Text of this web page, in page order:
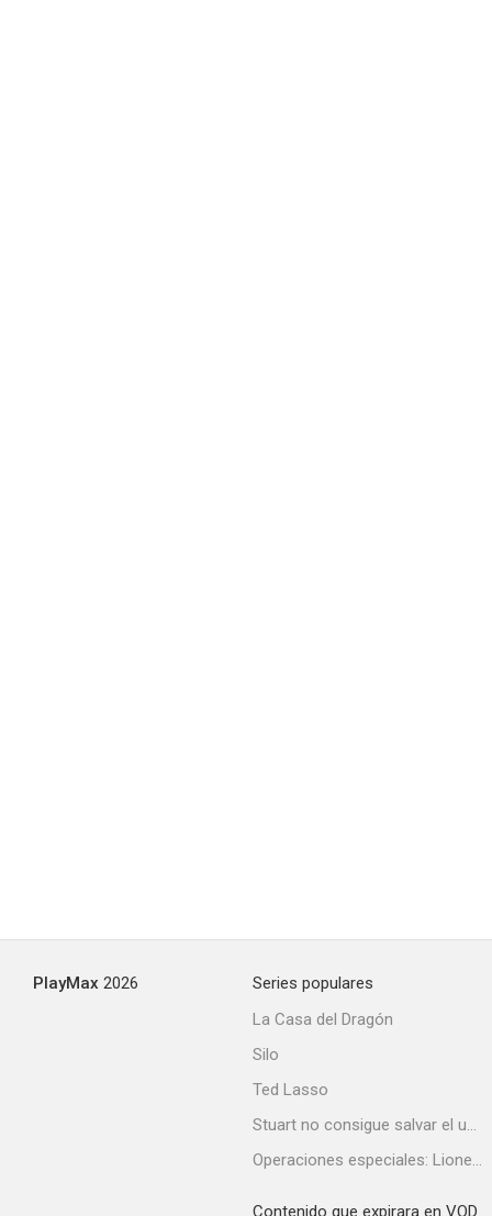
PlayMax 2026
Series populares
La Casa del Dragón
Silo
Ted Lasso
Stuart no consigue salvar el universo
Operaciones especiales: Lioness
Contenido que expirara en VOD